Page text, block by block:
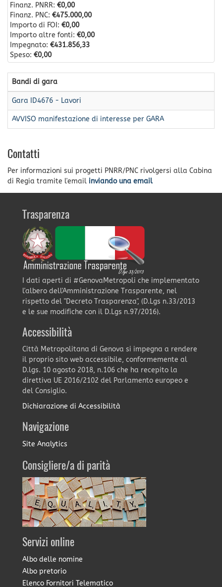
Finanz. PNRR: €0,00
Finanz. PNC: €475.000,00
Importo di FOI: €0,00
Importo altre fonti: €0,00
Impegnato: €431.856,33
Speso: €0,00
Bandi di gara
Gara ID4676 - Lavori
AVVISO manifestazione di interesse per GARA
Contatti
Per informazioni sui progetti PNRR/PNC rivolgersi alla Cabina
di Regia tramite l'email inviando una email
Trasparenza
I dati aperti di #GenovaMetropoli che implementato
l'albero dell'Amministrazione Trasparente, nel
rispetto del "Decreto Trasparenza", (D.Lgs n.33/2013
e le sue modifiche con il D.Lgs n.97/2016).
Accessibilità
Città Metropolitana di Genova si impegna a rendere
il proprio sito web accessibile, conformemente al
D.lgs. 10 agosto 2018, n.106 che ha recepito la
direttiva UE 2016/2102 del Parlamento europeo e
del Consiglio.
Dichiarazione di Accessibilità
Navigazione
Site Analytics
Consigliere/a di parità
Servizi online
Albo delle nomine
Albo pretorio
Elenco Fornitori Telematico